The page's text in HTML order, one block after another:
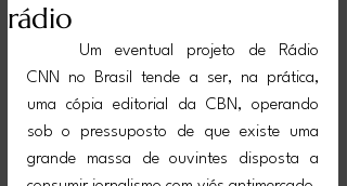
rádio
CNN no Brasil tende a ser, na prática,
uma cópia editorial da CBN, operando
sob o pressuposto de que existe uma
grande massa de ouvintes disposta a